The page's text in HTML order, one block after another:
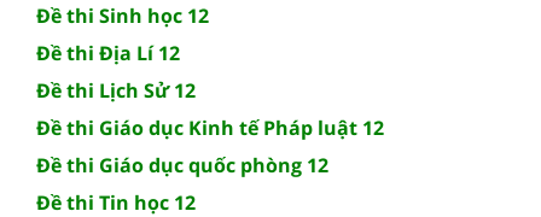
Đề thi Sinh học 12
Đề thi Địa Lí 12
Đề thi Lịch Sử 12
Đề thi Giáo dục Kinh tế Pháp luật 12
Đề thi Giáo dục quốc phòng 12
Đề thi Tin học 12